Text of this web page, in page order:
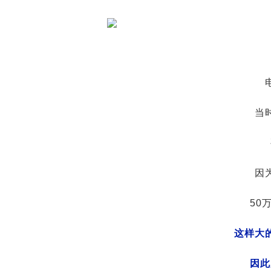
当
因
50
这样大
因